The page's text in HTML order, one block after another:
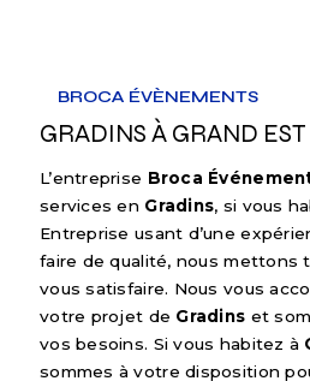
BROCA ÉVÈNEMENTS
GRADINS À GRAND EST
L’entreprise Broca
services en Gradins, si vous
Entreprise usant d’une
faire de qualité, nous mettons
vous satisfaire. Nous vous
votre projet de Gradins et
vos besoins. Si vous habitez à
sommes à votre disposition